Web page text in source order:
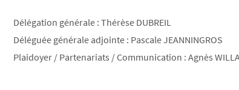
Délégation générale : Thérèse DUBREIL
Déléguée générale adjointe : Pascale JEANNINGROS
Plaidoyer / Partenariats / Communication : Agnès